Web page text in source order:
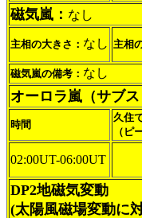
磁気嵐： なし
主相の大きさ： なし 主相
磁気嵐の備考： なし
オーロラ嵐（サブス
時間
久住
（ピ
02:00UT-06:00UT
DP2地磁気変動
(太陽風磁場変動に